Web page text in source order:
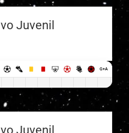
Juvenil
G+A G x PJ
Juvenil